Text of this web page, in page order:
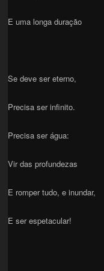
E uma longa duração
Se deve ser eterno,
Precisa ser infinito.
Precisa ser água:
Vir das profundezas
E romper tudo, e inundar,
E ser espetacular!